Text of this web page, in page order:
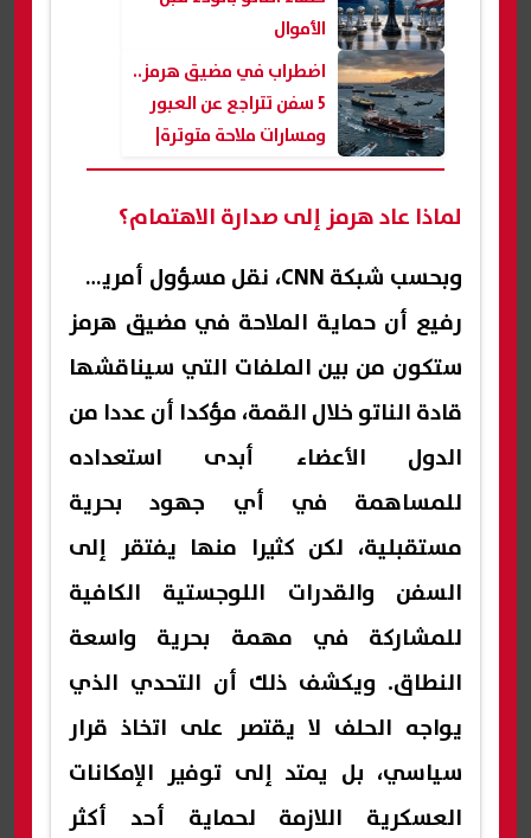
الأموال
اضطراب في مضيق هرمز..
5 سفن تتراجع عن العبور
ومسارات ملاحة متوترة|
عاجل
لماذا عاد هرمز إلى صدارة الاهتمام؟
وبحسب شبكة CNN، نقل مسؤول أمريكي
رفيع أن حماية الملاحة في مضيق هرمز
ستكون من بين الملفات التي سيناقشها
قادة الناتو خلال القمة، مؤكدا أن عددا من
الدول الأعضاء أبدى استعداده
للمساهمة في أي جهود بحرية
مستقبلية، لكن كثيرا منها يفتقر إلى
السفن والقدرات اللوجستية الكافية
للمشاركة في مهمة بحرية واسعة
النطاق. ويكشف ذلك أن التحدي الذي
يواجه الحلف لا يقتصر على اتخاذ قرار
سياسي، بل يمتد إلى توفير الإمكانات
العسكرية اللازمة لحماية أحد أكثر